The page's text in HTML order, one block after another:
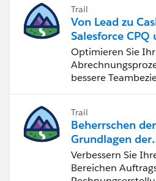
Trail
Von Lead zu
Salesforce CPQ
Billing
Optimieren Sie
bessere
Trail
Beherrschen der
Grundlagen der
Verwaltung von
Salesforce
Verbessern Sie
Bereichen